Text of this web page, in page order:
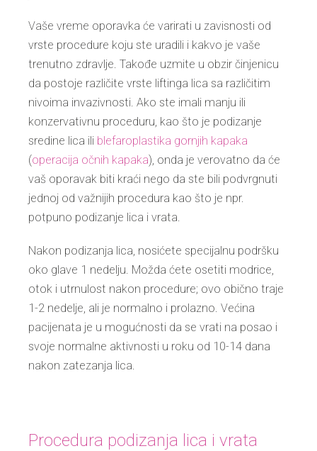
Vaše vreme oporavka će varirati u zavisnosti od
vrste procedure koju ste uradili i kakvo je vaše
trenutno zdravlje. Takođe uzmite u obzir činjenicu
da postoje različite vrste liftinga lica sa različitim
nivoima invazivnosti. Ako ste imali manju ili
konzervativnu proceduru, kao što je podizanje
sredine lica ili blefaroplastika gornjih kapaka
(operacija očnih kapaka), onda je verovatno da će
vaš oporavak biti kraći nego da ste bili podvrgnuti
jednoj od važnijih procedura kao što je npr.
potpuno podizanje lica i vrata.
Nakon podizanja lica, nosićete specijalnu podršku
oko glave 1 nedelju. Možda ćete osetiti modrice,
otok i utrnulost nakon procedure; ovo obično traje
1-2 nedelje, ali je normalno i prolazno. Većina
pacijenata je u mogućnosti da se vrati na posao i
svoje normalne aktivnosti u roku od 10-14 dana
nakon zatezanja lica.
Procedura podizanja lica i vrata